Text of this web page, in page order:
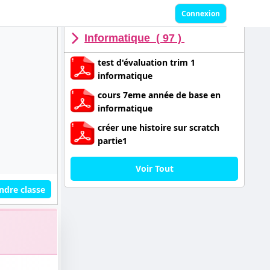
Connexion
Informatique ( 97 )
test d'évaluation trim 1
informatique
cours 7eme année de base en
informatique
créer une histoire sur scratch
partie1
Voir Tout
classe